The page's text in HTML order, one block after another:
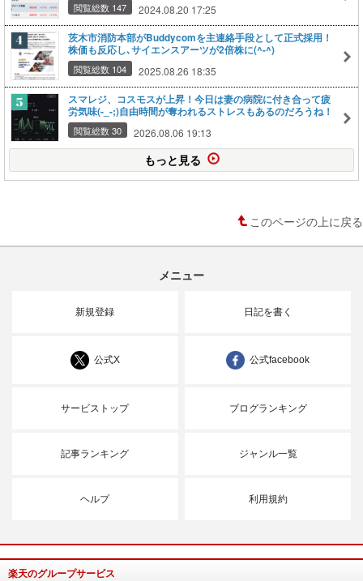
閲覧総数 147 2024.08.20 17:25
茨木市消防本部がBuddycomを主連絡手段として正式採用！
株価も反応し､サイエンスアーツが2倍株に(^-^)
閲覧総数 104 2025.08.26 18:35
スマレジ、コスモスが上昇！今日は妻の病院に付き合って疲
労気味(-_-;)自由時間が奪われるストレスもあるのだろうね！
閲覧総数 30 2026.08.06 19:13
もっと見る
このページの上に戻る
メニュー
新規登録 日記を書く
公式X 公式facebook
サービストップ ブログランキング
記事ランキング ジャンル一覧
ヘルプ 利用規約
楽天のグループサービス